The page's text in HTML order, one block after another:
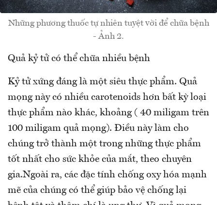
Những phương thuốc tự nhiên tuyệt vời để chữa bệnh
- Ảnh 2.
Quả kỷ tử có thể chữa nhiều bệnh
Kỷ tử xứng đáng là một siêu thực phẩm. Quả
mọng này có nhiều carotenoids hơn bất kỳ loại
thực phẩm nào khác, khoảng ( 40 miligam trên
100 miligam quả mọng). Điều này làm cho
chúng trở thành một trong những thực phẩm
tốt nhất cho sức khỏe của mắt, theo chuyên
gia.Ngoài ra, các đặc tính chống oxy hóa mạnh
mẽ của chúng có thể giúp bảo vệ chống lại